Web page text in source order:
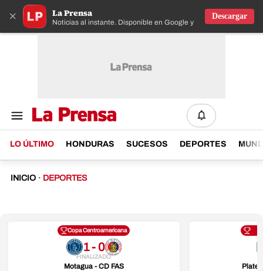
× La Prensa
Noticias al instante. Disponible en Google y IOS
Descargar
LO ÚLTIMO HONDURAS SUCESOS DEPORTES
INICIO · DEPORTES
Copa Centroamericana
1 - 0
FINALIZADO
Motagua - CD FAS